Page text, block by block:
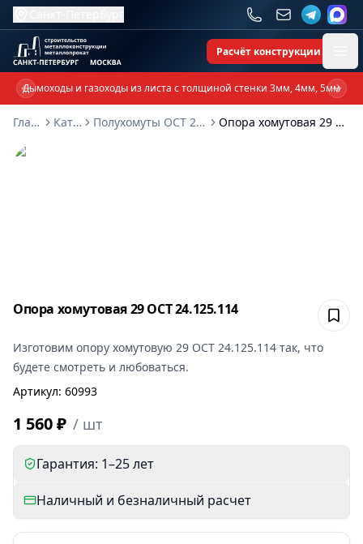
Расчёт конструкции
Дымоходы и газоходы из листа с толщиной стенки 3мм, 4мм, 5мм
Previous slide
Главная
Каталог Полухомуты ОСТ 24-125-114-01 Опора хомутовая 29 ОСТ 24.125.114
Опора хомутовая 29 ОСТ 24.125.114
Изготовим опору хомутовую 29 ОСТ 24.125.114 так, что
будете смотреть и любоваться.
Артикул: 60993
1 560 ₽ / шт
Гарантия: 1–25 лет
Наличный и безналичный расчет